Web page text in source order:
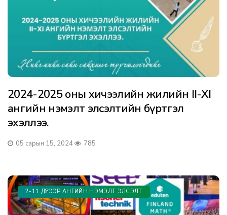
2024-2025 оны хичээлийн жилийн II-XI
ангийн нэмэлт элсэлтийн бүртгэл
эхэллээ.
05 сарын 15, 2024 785
2-11 ДҮГЭЭР АНГИЙН НЭМЭЛТ ЭЛСЭЛТ